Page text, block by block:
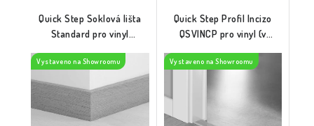
Quick Step Soklová lišta
Standard pro vinyl
podlahy)
Vystaveno na Showroomu
Quick Step Profil Incizo
QSVINCP pro vinyl (v
Vystaveno na Showroomu